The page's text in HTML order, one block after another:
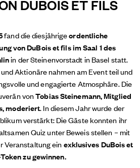
DUBOIS ET FILS
fand diediesjährigeordentliche
von DuBois et fils im Saal 1 des
in der Steinenvorstadt in Basel statt.
Aktionäre nahmen am Event teil und
und engagierte Atmosphäre. Die
vonTobias Steinemann, Mitglied
moderiert. In diesem Jahr wurde der
verstärkt: Die Gäste konnten ihr
Quiz unter Beweis stellen – mit
Veranstaltung einexklusives DuBois et
zu gewinnen.